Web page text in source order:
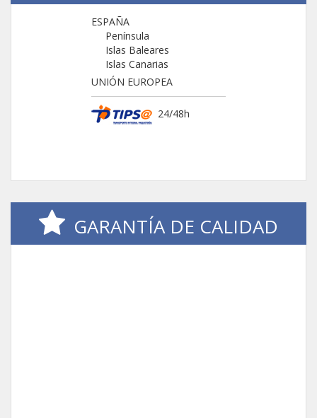
ESPAÑA
Península
Islas Baleares
Islas Canarias
UNIÓN EUROPEA
24/48h
GARANTÍA DE CALIDAD